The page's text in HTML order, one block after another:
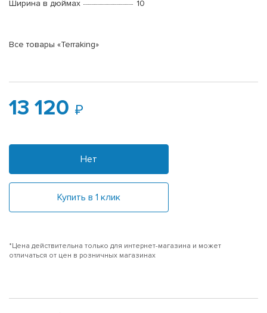
Ширина в дюймах
10
Все товары «Terraking»
13 120
Нет
Купить в 1 клик
*Цена действительна только для интернет-магазина и может
отличаться от цен в розничных магазинах